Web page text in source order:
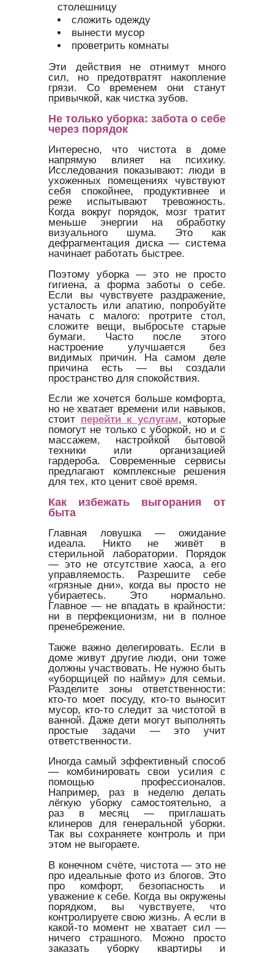
столешницу
сложить одежду
вынести мусор
проветрить комнаты
Эти действия не отнимут много
сил, но предотвратят накопление
грязи. Со временем они станут
привычкой, как чистка зубов.
Не только уборка: забота о себе
через порядок
Интересно, что чистота в доме
напрямую влияет на психику.
Исследования показывают: люди в
ухоженных помещениях чувствуют
себя спокойнее, продуктивнее и
реже испытывают тревожность.
Когда вокруг порядок, мозг тратит
меньше энергии на обработку
визуального шума. Это как
дефрагментация диска — система
начинает работать быстрее.
Поэтому уборка — это не просто
гигиена, а форма заботы о себе.
Если вы чувствуете раздражение,
усталость или апатию, попробуйте
начать с малого: протрите стол,
сложите вещи, выбросьте старые
бумаги. Часто после этого
настроение улучшается без
видимых причин. На самом деле
причина есть — вы создали
пространство для спокойствия.
Если же хочется больше комфорта,
но не хватает времени или навыков,
стоит перейти к услугам, которые
помогут не только с уборкой, но и с
массажем, настройкой бытовой
техники или организацией
гардероба. Современные сервисы
предлагают комплексные решения
для тех, кто ценит своё время.
Как избежать выгорания от
быта
Главная ловушка — ожидание
идеала. Никто не живёт в
стерильной лаборатории. Порядок
— это не отсутствие хаоса, а его
управляемость. Разрешите себе
«грязные дни», когда вы просто не
убираетесь. Это нормально.
Главное — не впадать в крайности:
ни в перфекционизм, ни в полное
пренебрежение.
Также важно делегировать. Если в
доме живут другие люди, они тоже
должны участвовать. Не нужно быть
«уборщицей по найму» для семьи.
Разделите зоны ответственности:
кто-то моет посуду, кто-то выносит
мусор, кто-то следит за чистотой в
ванной. Даже дети могут выполнять
простые задачи — это учит
ответственности.
Иногда самый эффективный способ
— комбинировать свои усилия с
помощью профессионалов.
Например, раз в неделю делать
лёгкую уборку самостоятельно, а
раз в месяц — приглашать
клинеров для генеральной уборки.
Так вы сохраняете контроль и при
этом не выгораете.
В конечном счёте, чистота — это не
про идеальные фото из блогов. Это
про комфорт, безопасность и
уважение к себе. Когда вы окружены
порядком, вы чувствуете, что
контролируете свою жизнь. А если в
какой-то момент не хватает сил —
ничего страшного. Можно просто
заказать уборку квартиры и